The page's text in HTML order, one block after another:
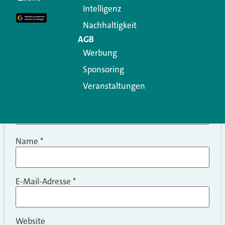
Kommentar
Name *
E-Mail-Adresse *
Website
Intelligenz
Nachhaltigkeit
AGB
Werbung
Sponsoring
Veranstaltungen